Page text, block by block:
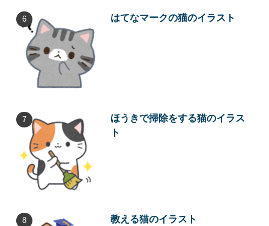
はてなマークの猫のイラスト
ほうきで掃除をする猫のイラス
ト
教える猫のイラスト